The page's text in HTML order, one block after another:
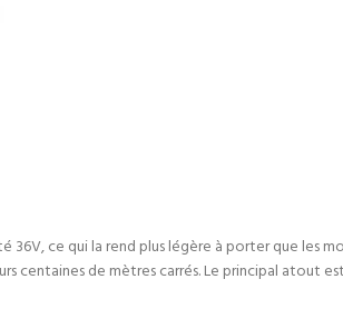
ce qui la rend plus légère à porter que les
centaines de mètres carrés. Le principal